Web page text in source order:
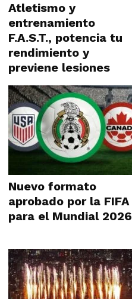
Atletismo y
entrenamiento
F.A.S.T., potencia tu
rendimiento y
previene lesiones
Nuevo formato
aprobado por la FIFA
para el Mundial 2026